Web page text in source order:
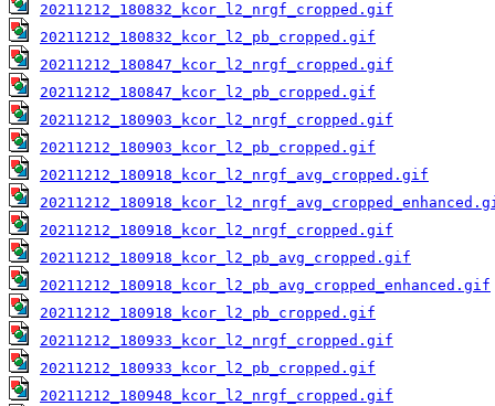
20211212_180832_kcor_l2_nrgf_cropped.gif
20211212_180832_kcor_l2_pb_cropped.gif
20211212_180847_kcor_l2_nrgf_cropped.gif
20211212_180847_kcor_l2_pb_cropped.gif
20211212_180903_kcor_l2_nrgf_cropped.gif
20211212_180903_kcor_l2_pb_cropped.gif
20211212_180918_kcor_l2_nrgf_avg_cropped.gif
20211212_180918_kcor_l2_nrgf_cropped.gif
20211212_180918_kcor_l2_pb_avg_cropped.gif
20211212_180918_kcor_l2_pb_avg_cropped_enhanced.gif
20211212_180918_kcor_l2_pb_cropped.gif
20211212_180933_kcor_l2_nrgf_cropped.gif
20211212_180933_kcor_l2_pb_cropped.gif
20211212_180948_kcor_l2_nrgf_cropped.gif